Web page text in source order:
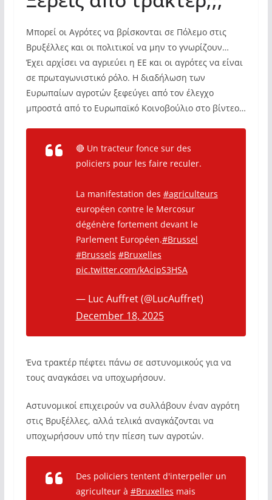
Μπορεί οι Αγρότες να βρίσκονται σε Πόλεμο στις
Βρυξέλλες και οι πολιτικοί να μην το γνωρίζουν…
Έχει αρχίσει να αγριεύει η ΕΕ και οι αγρότες να είναι
σε πρωταγωνιστικό ρόλο. Η διαδήλωση των
Ευρωπαίων αγροτών ξεφεύγει από τον έλεγχο
μπροστά από το Ευρωπαϊκό Κοινοβούλιο στο βίντεο…
🔴 Un tracteur fonce sur des
policiers pour les faire reculer.
La manifestation des #agriculteurs
européen contre le Mercosur
dégénère fortement devant le
Parlement Européen.#Brussel
#Brussels #Bruxelles
pic.twitter.com/kAcipS3HSA
— Luc Auffret (@LucAuffret)
December 18, 2025
Ένα τρακτέρ πέφτει πάνω σε αστυνομικούς για να
τους αναγκάσει να υποχωρήσουν.
Αστυνομικοί επιχειρούν να συλλάβουν έναν αγρότη
στις Βρυξέλλες, αλλά τελικά αναγκάζονται να
υποχωρήσουν υπό την πίεση των αγροτών.
Des policiers tentent d'interpeller un
agriculteur à #Bruxelles mais